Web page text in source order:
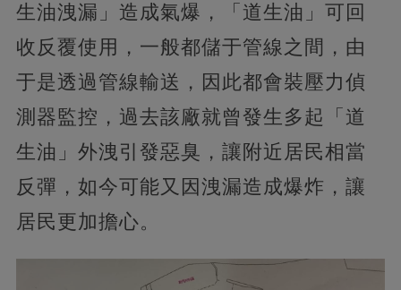
生油洩漏」造成氣爆，「道生油」可回
收反覆使用，一般都儲于管線之間，由
于是透過管線輸送，因此都會裝壓力偵
測器監控，過去該廠就曾發生多起「道
生油」外洩引發惡臭，讓附近居民相當
反彈，如今可能又因洩漏造成爆炸，讓
居民更加擔心。